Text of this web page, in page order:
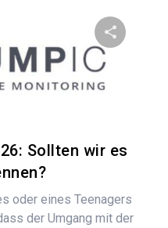
Sollten wir es
oder eines Teenagers
der Umgang mit der